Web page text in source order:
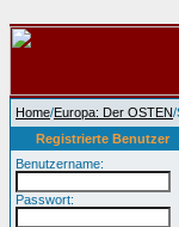
Home/Europa: Der OSTEN/
Registrierte Benutzer
Benutzername:
Passwort: